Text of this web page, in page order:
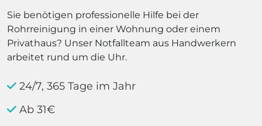
Sie benötigen professionelle Hilfe bei der
Rohrreinigung in einer Wohnung oder einem
Privathaus? Unser Notfallteam aus Handwerkern
arbeitet rund um die Uhr.
24/7, 365 Tage im Jahr
Ab 31€